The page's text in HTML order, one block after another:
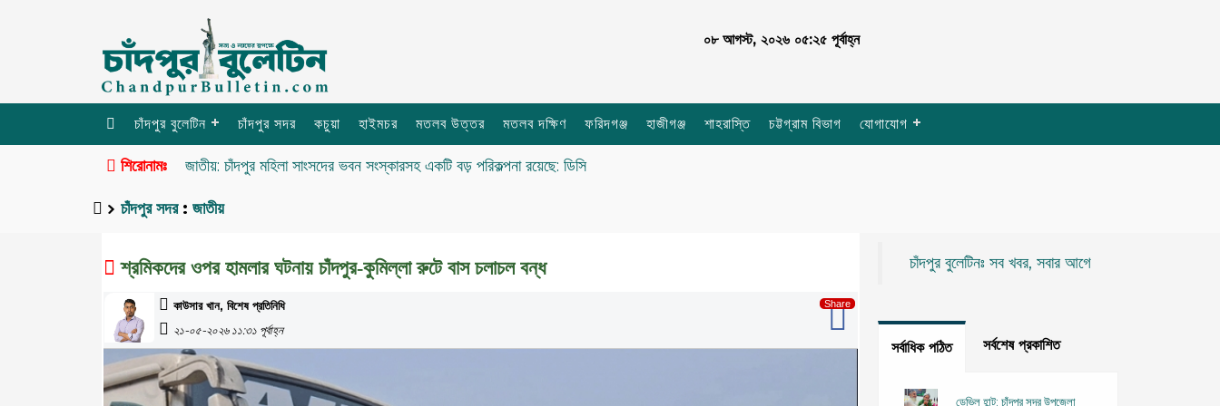
০৮ আগস্ট, ২০২৬ ০৫:২৫ পূর্বাহ্ন
চাঁদপুর বুলেটিন চাঁদপুর সদর কচুয়া হাইমচর মতলব উত্তর মতলব দক্ষিণ ফরিদগঞ্জ হাজীগঞ্জ শাহরাস্তি চট্টগ্রাম বিভাগ যোগাযোগ
শিরোনামঃ জাতীয়: চাঁদপুর মহিলা সাংসদের ভবন সংস্কারসহ একটি বড় পরিকল্পনা রয়েছে: ডিসি
চাঁদপুর সদর : জাতীয়
শ্রমিকদের ওপর হামলার ঘটনায় চাঁদপুর-কুমিল্লা রুটে বাস চলাচল বন্ধ
কাউসার খান, বিশেষ প্রতিনিধি
২১-০৫-২০২৬ ১১:৩১ পূর্বাহ্ন
চাঁদপুর বুলেটিনঃ সব খবর, সবার আগে
সর্বাধিক পঠিত সর্বশেষ প্রকাশিত
ডেভিল হান্ট: চাঁদপুর সদর উপজেলা